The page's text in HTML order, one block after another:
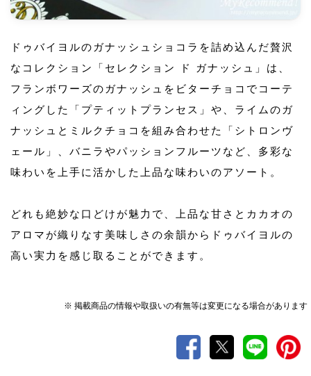
ドゥバイヨルのガナッシュショコラを詰め込んだ贅沢
なコレクション「セレクション ド ガナッシュ」は、
フランボワーズのガナッシュをビターチョコでコーテ
ィングした「プティットプランセス」や、ライムのガ
ナッシュとミルクチョコを組み合わせた「シトロンヴ
ェール」、バニラやパッションフルーツなど、多彩な
味わいを上手に活かした上品な味わいのアソート。
どれも絶妙な口どけが魅力で、上品な甘さとカカオの
アロマが織りなす美味しさの余韻からドゥバイヨルの
高い実力を感じ取ることができます。
※ 掲載商品の情報や取扱いの有無等は変更になる場合があります